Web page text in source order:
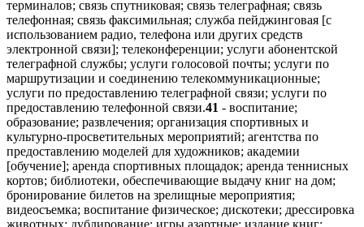
терминалов; связь спутниковая; связь телеграфная; связь
телефонная; связь факсимильная; служба пейджинговая [с
использованием радио, телефона или других средств
электронной связи]; телеконференции; услуги абонентской
телеграфной службы; услуги голосовой почты; услуги по
маршрутизации и соединению телекоммуникационные;
услуги по предоставлению телеграфной связи; услуги по
предоставлению телефонной связи.41 - воспитание;
образование; развлечения; организация спортивных и
культурно-просветительных мероприятий; агентства по
предоставлению моделей для художников; академии
[обучение]; аренда спортивных площадок; аренда теннисных
кортов; библиотеки, обеспечивающие выдачу книг на дом;
бронирование билетов на зрелищные мероприятия;
видеосъемка; воспитание физическое; дискотеки; дрессировка
животных; дублирование; игры азартные; издание книг;